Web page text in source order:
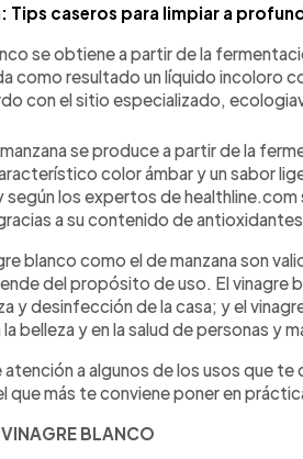
Tips caseros para limpiar a
se obtiene a partir de la
como resultado un líquido incoloro
con el sitio especializado,
se produce a partir de la
color ámbar y un sabor
según los expertos de
a su contenido de
blanco como el de manzana son
del propósito de uso. El vinagre
y desinfección de la casa; y el
belleza y en la salud de personas y
atención a algunos de los usos que
que más te conviene poner en
BLANCO